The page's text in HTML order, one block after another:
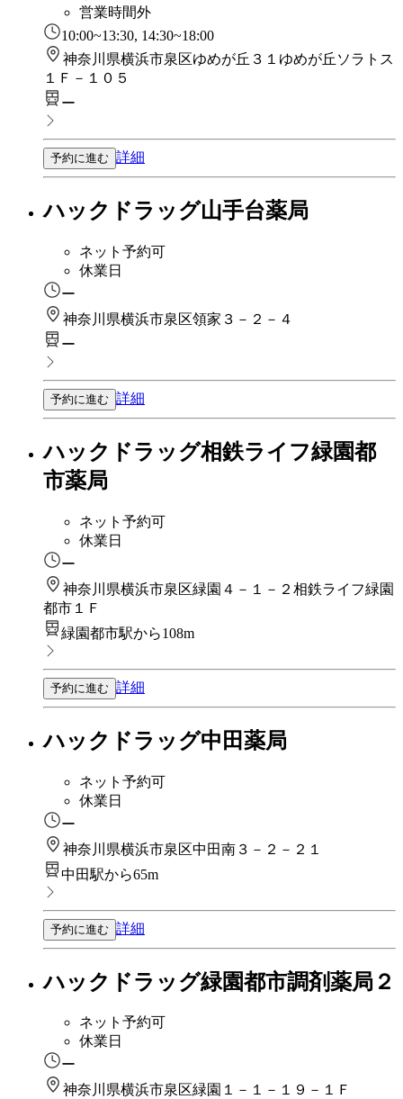
営業時間外
10:00~13:30, 14:30~18:00
神奈川県横浜市泉区ゆめが丘３１ゆめが丘ソラトス
１Ｆ－１０５
ー
予約に進む 詳細
ハックドラッグ山手台薬局
ネット予約可
休業日
ー
神奈川県横浜市泉区領家３－２－４
ー
予約に進む 詳細
ハックドラッグ相鉄ライフ緑園都
市薬局
ネット予約可
休業日
ー
神奈川県横浜市泉区緑園４－１－２相鉄ライフ緑園
都市１Ｆ
緑園都市駅から108m
予約に進む 詳細
ハックドラッグ中田薬局
ネット予約可
休業日
ー
神奈川県横浜市泉区中田南３－２－２１
中田駅から65m
予約に進む 詳細
ハックドラッグ緑園都市調剤薬局２
ネット予約可
休業日
ー
神奈川県横浜市泉区緑園１－１－１９－１Ｆ